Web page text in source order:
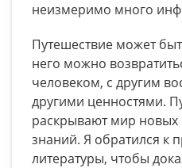
неизмеримо много
Путешествие может
него можно
человеком, с другим
другими ценностями.
раскрывают мир новых
знаний. Я обратился к
литературы, чтобы